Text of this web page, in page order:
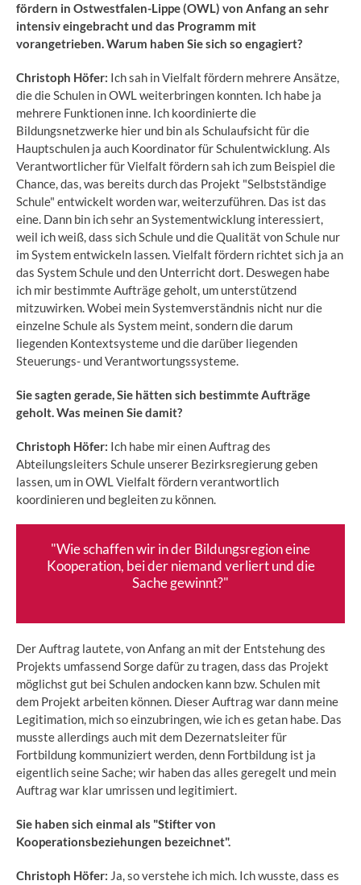
fördern in Ostwestfalen-Lippe (OWL) von Anfang an sehr
intensiv eingebracht und das Programm mit
vorangetrieben. Warum haben Sie sich so engagiert?
Christoph Höfer: Ich sah in Vielfalt fördern mehrere Ansätze,
die die Schulen in OWL weiterbringen konnten. Ich habe ja
mehrere Funktionen inne. Ich koordinierte die
Bildungsnetzwerke hier und bin als Schulaufsicht für die
Hauptschulen ja auch Koordinator für Schulentwicklung. Als
Verantwortlicher für Vielfalt fördern sah ich zum Beispiel die
Chance, das, was bereits durch das Projekt "Selbstständige
Schule" entwickelt worden war, weiterzuführen. Das ist das
eine. Dann bin ich sehr an Systementwicklung interessiert,
weil ich weiß, dass sich Schule und die Qualität von Schule nur
im System entwickeln lassen. Vielfalt fördern richtet sich ja an
das System Schule und den Unterricht dort. Deswegen habe
ich mir bestimmte Aufträge geholt, um unterstützend
mitzuwirken. Wobei mein Systemverständnis nicht nur die
einzelne Schule als System meint, sondern die darum
liegenden Kontextsysteme und die darüber liegenden
Steuerungs- und Verantwortungssysteme.
Sie sagten gerade, Sie hätten sich bestimmte Aufträge
geholt. Was meinen Sie damit?
Christoph Höfer: Ich habe mir einen Auftrag des
Abteilungsleiters Schule unserer Bezirksregierung geben
lassen, um in OWL Vielfalt fördern verantwortlich
koordinieren und begleiten zu können.
"Wie schaffen wir in der Bildungsregion eine
Kooperation, bei der niemand verliert und die
Sache gewinnt?"
Der Auftrag lautete, von Anfang an mit der Entstehung des
Projekts umfassend Sorge dafür zu tragen, dass das Projekt
möglichst gut bei Schulen andocken kann bzw. Schulen mit
dem Projekt arbeiten können. Dieser Auftrag war dann meine
Legitimation, mich so einzubringen, wie ich es getan habe. Das
musste allerdings auch mit dem Dezernatsleiter für
Fortbildung kommuniziert werden, denn Fortbildung ist ja
eigentlich seine Sache; wir haben das alles geregelt und mein
Auftrag war klar umrissen und legitimiert.
Sie haben sich einmal als "Stifter von
Kooperationsbeziehungen bezeichnet".
Christoph Höfer: Ja, so verstehe ich mich. Ich wusste, dass es